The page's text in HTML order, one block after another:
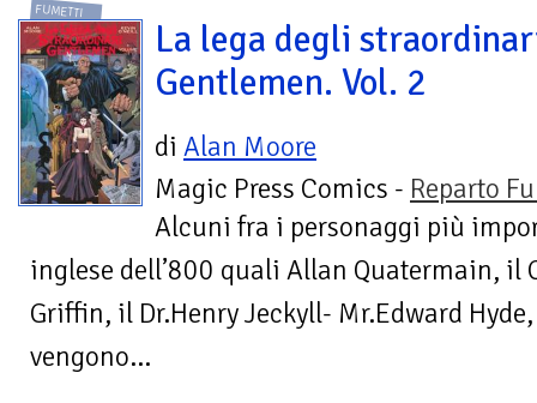
FUMETTI
La lega degli
Gentlemen. Vol. 2
di Alan Moore
Magic Press Comics - Reparto
Alcuni fra i personaggi più
inglese dell’800 quali Allan Quatermain, il
Griffin, il Dr.Henry Jeckyll- Mr.Edward
vengono...